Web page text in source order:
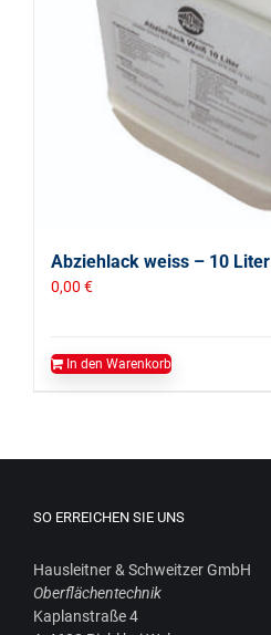
Abziehlack weiss – 10 Liter
0,00 €
In den Warenkorb
SO ERREICHEN SIE UNS
Haus­leit­ner & Schweit­zer GmbH
Ober­flä­chen­tech­nik
Kaplan­stra­ße 4